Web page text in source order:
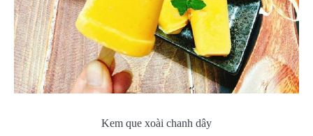
Kem que xoài chanh dây